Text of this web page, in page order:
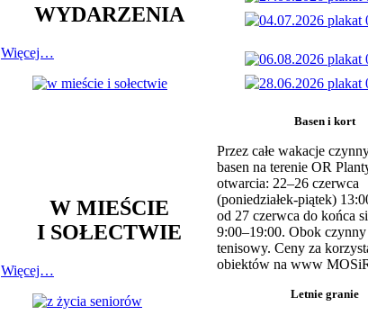
WYDARZENIA
Więcej…
W MIEŚCIE
I SOŁECTWIE
Więcej…
Basen i kort
Przez całe wakacje
basen na terenie OR
otwarcia: 22–26 czerwca
(poniedziałek-piątek)
od 27 czerwca do końca
9:00–19:00. Obok
tenisowy. Ceny za
obiektów na www
Letnie granie